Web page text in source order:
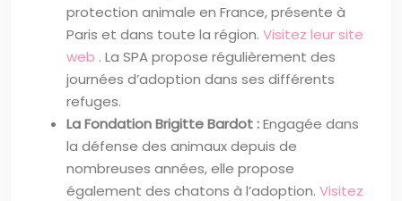
protection animale en France, présente à
Paris et dans toute la région. Visitez leur site
web . La SPA propose régulièrement des
journées d’adoption dans ses différents
refuges.
La Fondation Brigitte Bardot :Engagée dans
la défense des animaux depuis de
nombreuses années, elle propose
également des chatons à l’adoption. Visitez